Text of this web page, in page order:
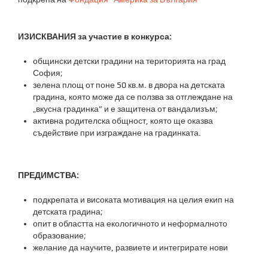
ИЗИСКВАНИЯ за участие в конкурса:
общински детски градини на територията на град
София;
зелена площ от поне 50 кв.м. в двора на детската
градина, която може да се ползва за отглеждане на
„вкусна градинка” и е защитена от вандализъм;
активна родителска общност, която ще оказва
съдействие при изграждане на градинката.
ПРЕДИМСТВА:
подкрепата и високата мотивация на целия екип на
детската градина;
опит в областта на екологичното и неформалното
образование;
желание да научите, развиете и интегрирате нови